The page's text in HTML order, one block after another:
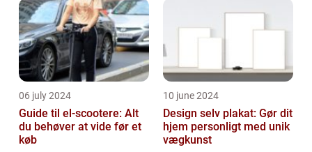
06 july 2024
Guide til el-scootere: Alt
du behøver at vide før et
køb
10 june 2024
Design selv plakat: Gør dit
hjem personligt med unik
vægkunst